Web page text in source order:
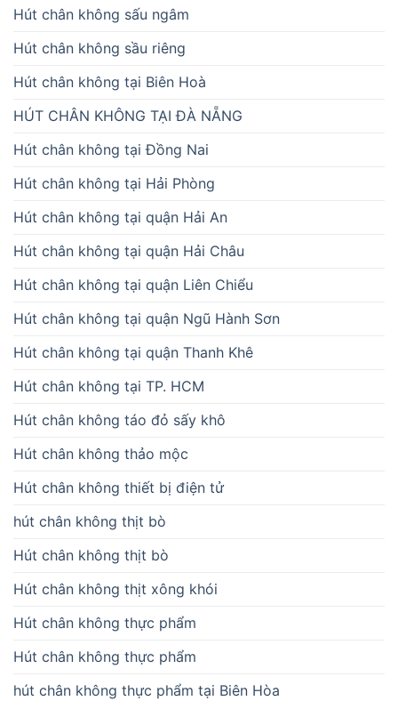
Hút chân không sấu ngâm
Hút chân không sầu riêng
Hút chân không tại Biên Hoà
HÚT CHÂN KHÔNG TẠI ĐÀ NẴNG
Hút chân không tại Đồng Nai
Hút chân không tại Hải Phòng
Hút chân không tại quận Hải An
Hút chân không tại quận Hải Châu
Hút chân không tại quận Liên Chiểu
Hút chân không tại quận Ngũ Hành Sơn
Hút chân không tại quận Thanh Khê
Hút chân không tại TP. HCM
Hút chân không táo đỏ sấy khô
Hút chân không thảo mộc
Hút chân không thiết bị điện tử
hút chân không thịt bò
Hút chân không thịt bò
Hút chân không thịt xông khói
Hút chân không thực phẩm
Hút chân không thực phẩm
hút chân không thực phẩm tại Biên Hòa